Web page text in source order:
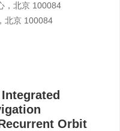
，北京 100084
北京 100084
Orbit